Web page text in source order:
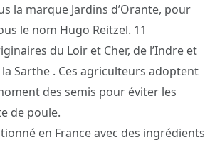
la marque Jardins d’Orante, pour
le nom Hugo Reitzel. 11
du Loir et Cher, de l’Indre et
Sarthe . Ces agriculteurs adoptent
des semis pour éviter les
de poule.
en France avec des ingrédients